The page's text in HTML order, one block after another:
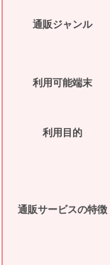
通販ジャンル
利用可能端末
利用目的
通販サービスの特徴